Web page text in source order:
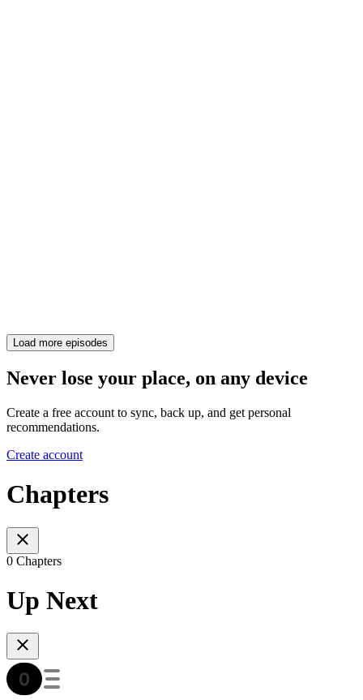
Load more episodes
Never lose your place, on any device
Create a free account to sync, back up, and get personal
recommendations.
Create account
Chapters
0 Chapters
Up Next